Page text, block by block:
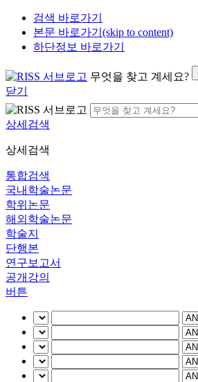
검색 바로가기
본문 바로가기(skip to content)
하단정보 바로가기
무엇을 찾고 계세요?
닫기
상세검색
상세검색
통합검색
국내학술논문
학위논문
해외학술논문
학술지
단행본
연구보고서
공개강의
버튼